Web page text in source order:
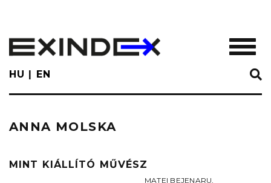
main
content
HU EN
ANNA MOLSKA
MINT KIÁLLÍTÓ MŰVÉSZ
MATEI BEJENARU,